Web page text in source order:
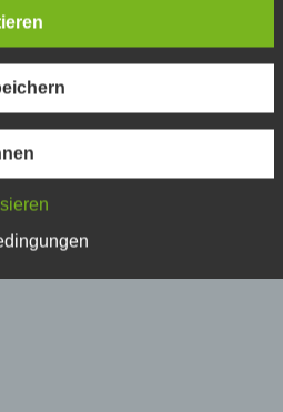
identifizierbare natürliche
von dem für die Verarbeitung
automatisierter Verfahren